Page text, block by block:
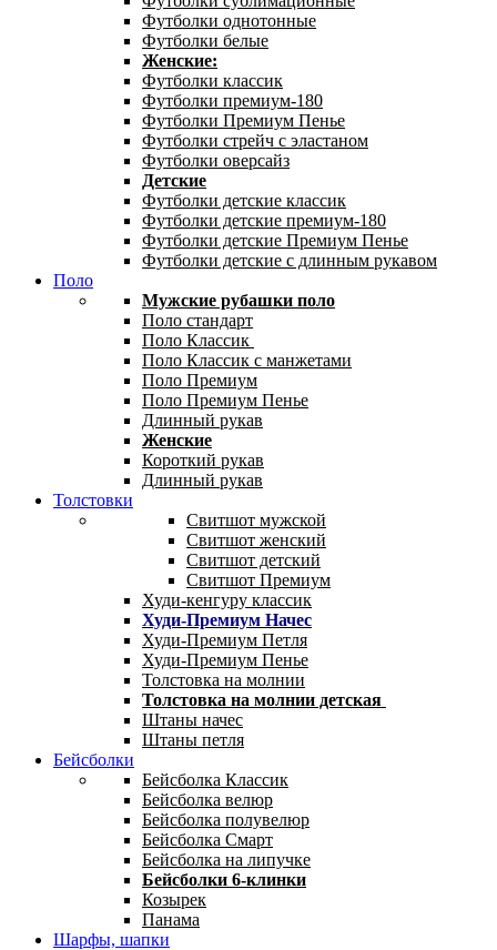
Футболки однотонные
Футболки белые
Женские:
Футболки классик
Футболки премиум-180
Футболки Премиум Пенье
Футболки стрейч с эластаном
Футболки оверсайз
Детские
Футболки детские классик
Футболки детские премиум-180
Футболки детские Премиум Пенье
Футболки детские с длинным рукавом
Поло
Мужские рубашки поло
Поло стандарт
Поло Классик
Поло Классик с манжетами
Поло Премиум
Поло Премиум Пенье
Длинный рукав
Женские
Короткий рукав
Длинный рукав
Толстовки
Свитшот мужской
Свитшот женский
Свитшот детский
Свитшот Премиум
Худи-кенгуру классик
Худи-Премиум Начес
Худи-Премиум Петля
Худи-Премиум Пенье
Толстовка на молнии
Толстовка на молнии детская
Штаны начес
Штаны петля
Бейсболки
Бейсболка Классик
Бейсболка велюр
Бейсболка полувелюр
Бейсболка Смарт
Бейсболка на липучке
Бейсболки 6-клинки
Козырек
Панама
Шарфы, шапки